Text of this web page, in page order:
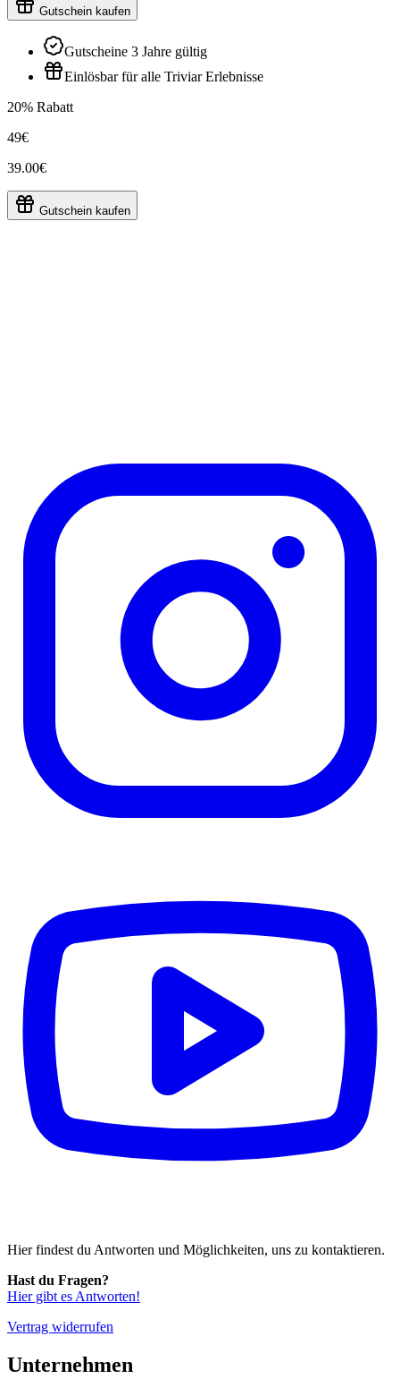
Gutschein kaufen
Gutscheine 3 Jahre gültig
Einlösbar für alle Triviar Erlebnisse
20% Rabatt
49€
39.00€
Gutschein kaufen
Hier findest du Antworten und Möglichkeiten, uns zu kontaktieren.
Hast du Fragen?
Hier gibt es Antworten!
Vertrag widerrufen
Unternehmen